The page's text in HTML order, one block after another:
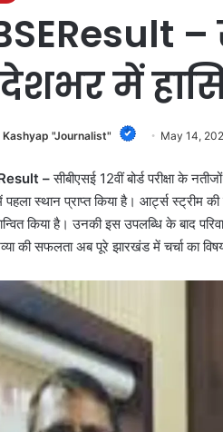
–
में
"Journalist" May 14,
–सीबीएसई 12वीं बोर्ड परीक्षा के
स्थान प्राप्त किया है। आर्ट्स स्ट्रीम
किया है। उनकी इस उपलब्धि के बाद
की सफलता अब पूरे झारखंड में चर्चा का